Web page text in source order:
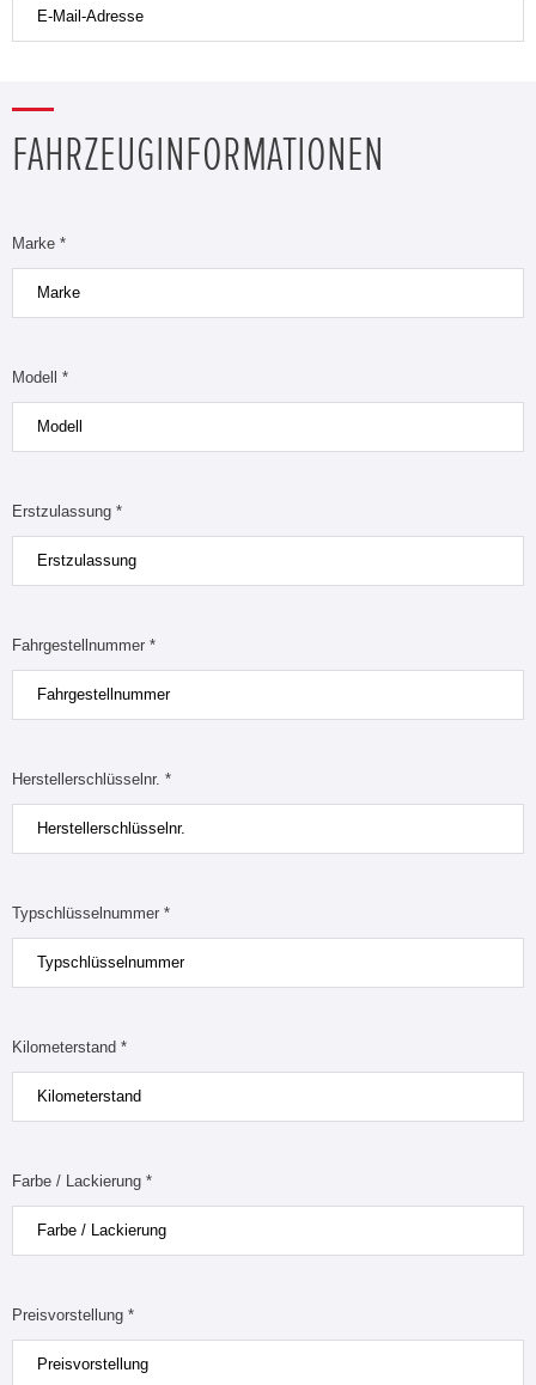
FAHRZEUGINFORMATIONEN
Marke *
Modell *
Erstzulassung *
Fahrgestellnummer *
Herstellerschlüsselnr. *
Typschlüsselnummer *
Kilometerstand *
Farbe / Lackierung *
Preisvorstellung *